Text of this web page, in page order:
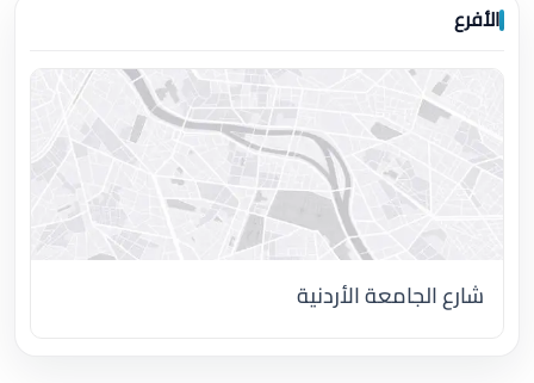
الأفرع
شارع الجامعة الأردنية